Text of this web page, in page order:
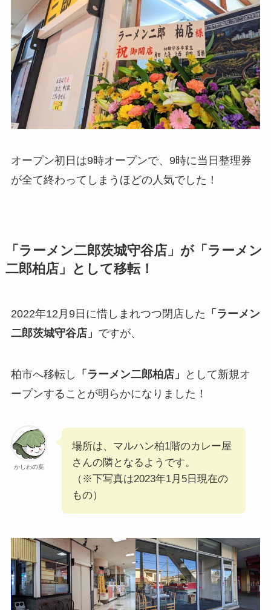
オープン初日は9時オープンで、9時に当日整理券
が全て終わってしまうほどの人気でした！
「ラーメン二郎茨城守谷店」が「ラーメン
二郎柏店」として移転！
2022年12月9日に惜しまれつつ閉店した 「ラーメン
二郎茨城守谷店」 ですが、
柏市へ移転し 「ラーメン二郎柏店」
として新規オ
ープンすることが明らかになりました！
かしわの葉
場所は、マルハン柏1階のカレー屋
さんの隣となるようです。
（※下写真は2023年1月5日現在の
もの）